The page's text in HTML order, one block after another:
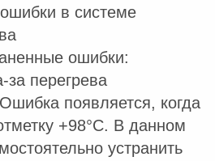
в системе
ошибки:
за перегрева
появляется, когда
+98°C. В данном
устранить